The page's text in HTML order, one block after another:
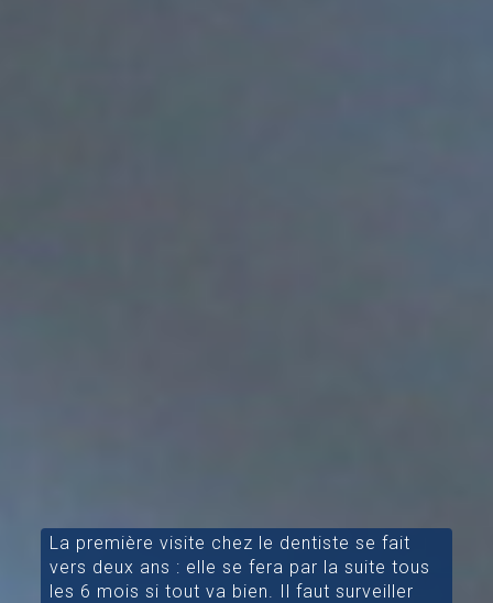
La première visite chez le dentiste se fait
vers deux ans : elle se fera par la suite tous
les 6 mois si tout va bien. Il faut surveiller